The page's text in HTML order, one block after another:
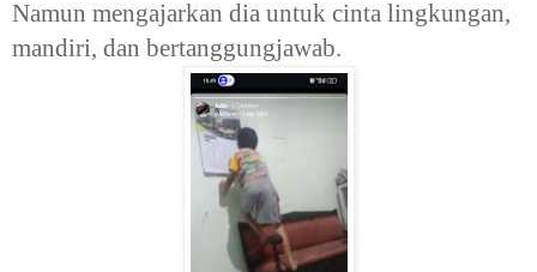
Namun mengajarkan dia untuk cinta lingkungan,
mandiri, dan bertanggungjawab.